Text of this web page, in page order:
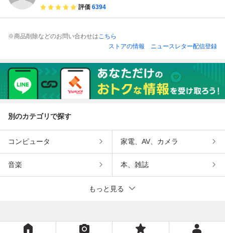
評価 6394
※商品削除などのお問い合わせはこちら
ストアの情報
ニュースレター配信登録
別のカテゴリで探す
コンピュータ 家電、AV、カメラ
音楽 本、雑誌
もっと見る